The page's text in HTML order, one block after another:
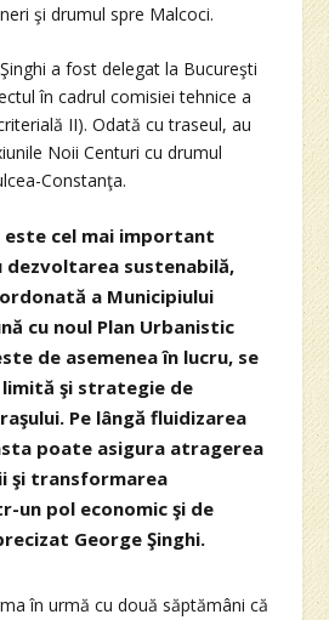
şi drumul spre Malcoci.
a fost delegat la Bucureşti
în cadrul comisiei tehnice a
II). Odată cu traseul, au
Noii Centuri cu drumul
Constanţa.
este cel mai important
sustenabilă,
a Municipiului
cu noul Plan Urbanistic
de asemenea în lucru, se
şi strategie de
Pe lângă fluidizarea
poate asigura atragerea
şi transformarea
un pol economic şi de
George Şinghi.
în urmă cu două săptămâni că